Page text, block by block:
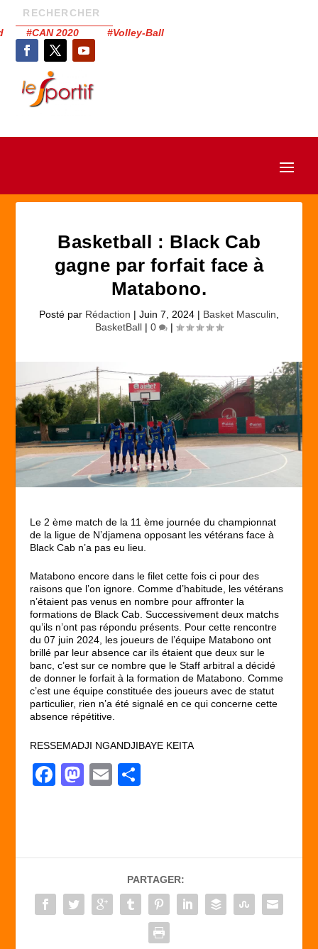
#CAN 2020 #Volley-Ball
Basketball : Black Cab
gagne par forfait face à
Matabono.
Posté par Rédaction | Juin 7, 2024 | Basket Masculin
BasketBall | 0 |
Le 2 ème match de la 11 ème journée du championnat
de la ligue de N’djamena opposant les vétérans face à
Black Cab n’a pas eu lieu.
Matabono encore dans le filet cette fois ci pour des
raisons que l’on ignore. Comme d’habitude, les vétérans
n’étaient pas venus en nombre pour affronter la
formations de Black Cab. Successivement deux matchs
qu’ils n’ont pas répondu présents. Pour cette rencontre
du 07 juin 2024, les joueurs de l’équipe Matabono ont
brillé par leur absence car ils étaient que deux sur le
banc, c’est sur ce nombre que le Staff arbitral a décidé
de donner le forfait à la formation de Matabono. Comme
c’est une équipe constituée des joueurs avec de statut
particulier, rien n’a été signalé en ce qui concerne cette
absence répétitive.
RESSEMADJI NGANDJIBAYE KEITA
F
b
o
o
M
d
o
n
E
er
PARTAGER: